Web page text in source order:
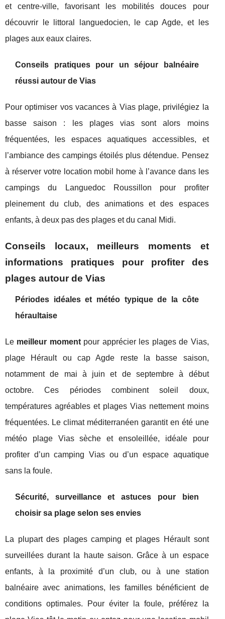
et centre-ville, favorisant les mobilités douces pour
découvrir le littoral languedocien, le cap Agde, et les
plages aux eaux claires.
Conseils pratiques pour un séjour balnéaire
réussi autour de Vias
Pour optimiser vos vacances à Vias plage, privilégiez la
basse saison : les plages vias sont alors moins
fréquentées, les espaces aquatiques accessibles, et
l’ambiance des campings étoilés plus détendue. Pensez
à réserver votre location mobil home à l’avance dans les
campings du Languedoc Roussillon pour profiter
pleinement du club, des animations et des espaces
enfants, à deux pas des plages et du canal Midi.
Conseils locaux, meilleurs moments et
informations pratiques pour profiter des
plages autour de Vias
Périodes idéales et météo typique de la côte
héraultaise
Le meilleur momentpour apprécier les plages de Vias,
plage Hérault ou cap Agde reste la basse saison,
notamment de mai à juin et de septembre à début
octobre. Ces périodes combinent soleil doux,
températures agréables et plages Vias nettement moins
fréquentées. Le climat méditerranéen garantit en été une
météo plage Vias sèche et ensoleillée, idéale pour
profiter d’un camping Vias ou d’un espace aquatique
sans la foule.
Sécurité, surveillance et astuces pour bien
choisir sa plage selon ses envies
La plupart des plages camping et plages Hérault sont
surveillées durant la haute saison. Grâce à un espace
enfants, à la proximité d’un club, ou à une station
balnéaire avec animations, les familles bénéficient de
conditions optimales. Pour éviter la foule, préférez la